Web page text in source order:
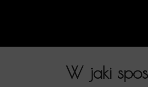
W jaki